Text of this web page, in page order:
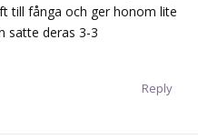
till fånga och ger honom lite
satte deras 3-3
Reply